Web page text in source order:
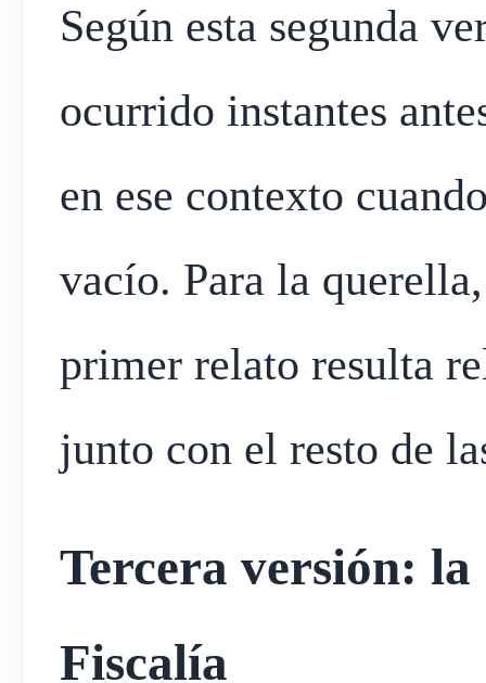
Según esta segunda
ocurrido instantes
en ese contexto
vacío. Para la
primer relato resulta
junto con el resto de
Tercera versión:
Fiscalía